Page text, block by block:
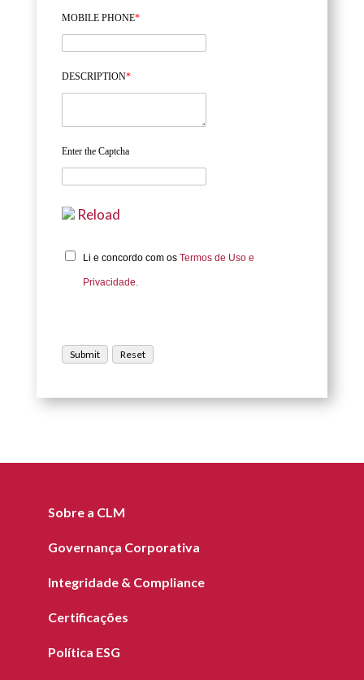
MOBILE PHONE*
DESCRIPTION*
Enter the Captcha
Reload
Li e concordo com os Termos de Uso e
Privacidade.
Sobre a CLM
Governança Corporativa
Integridade & Compliance
Certificações
Política ESG